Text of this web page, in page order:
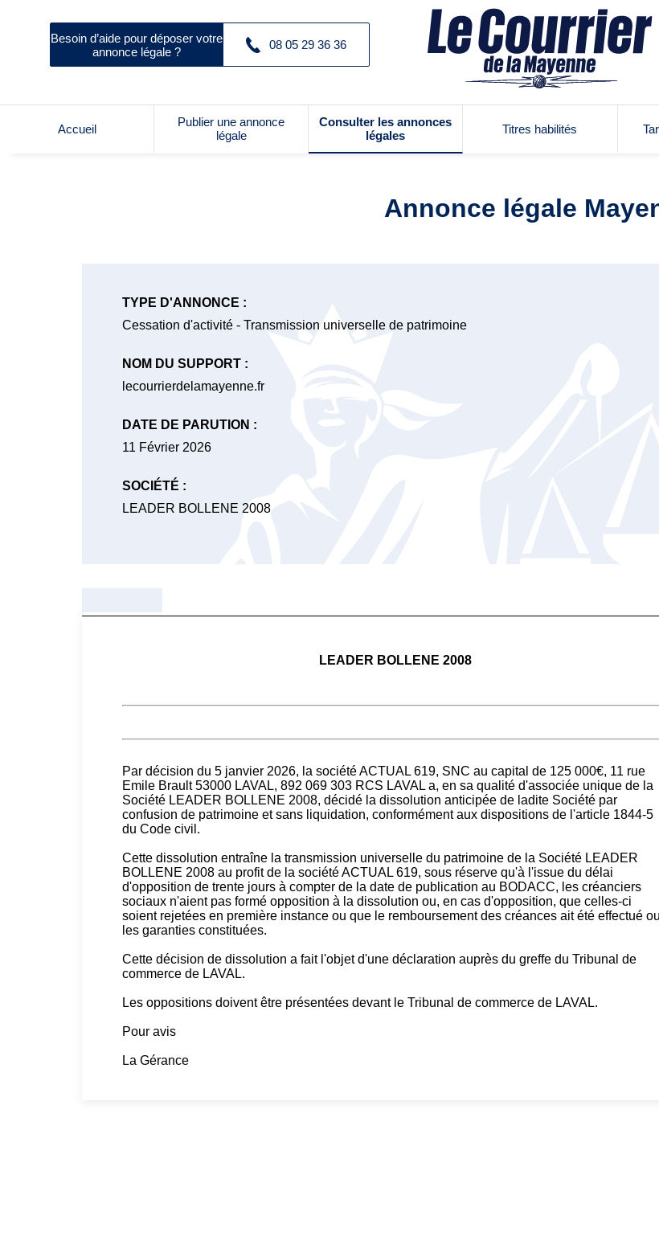
Besoin d’aide pour déposer votre
annonce légale ?
08 05 29 36 36
Accueil
Publier une annonce
légale
Consulter les annonces
légales
Titres habilités
Annonce légale
TYPE D'ANNONCE :
Cessation d'activité - Transmission universelle de patrimoine
NOM DU SUPPORT :
lecourrierdelamayenne.fr
DATE DE PARUTION :
11 Février 2026
SOCIÉTÉ :
LEADER BOLLENE 2008
LEADER BOLLENE 2008
Par décision du 5 janvier 2026, la société ACTUAL 619, SNC au capital de 125 000€, 11 rue
Emile Brault 53000 LAVAL, 892 069 303 RCS LAVAL a, en sa qualité d'associée unique de la
Société LEADER BOLLENE 2008, décidé la dissolution anticipée de ladite Société par
confusion de patrimoine et sans liquidation, conformément aux dispositions de l'article 1844-5
du Code civil.
Cette dissolution entraîne la transmission universelle du patrimoine de la Société LEADER
BOLLENE 2008 au profit de la société ACTUAL 619, sous réserve qu'à l'issue du délai
d'opposition de trente jours à compter de la date de publication au BODACC, les créanciers
sociaux n'aient pas formé opposition à la dissolution ou, en cas d'opposition, que celles-ci
soient rejetées en première instance ou que le remboursement des créances ait été effectué ou
les garanties constituées.
Cette décision de dissolution a fait l'objet d'une déclaration auprès du greffe du Tribunal de
commerce de LAVAL.
Les oppositions doivent être présentées devant le Tribunal de commerce de LAVAL.
Pour avis
La Gérance